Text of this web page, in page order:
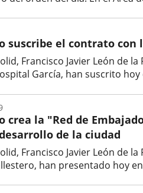
suscribe el contrato con
Francisco Javier León de
García, han suscrito
crea la "Red de
de la ciudad
Francisco Javier León de
han presentado hoy